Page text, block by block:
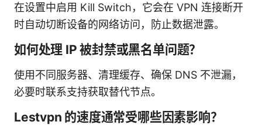
在设置中启用 Kill Switch，它会在 VPN 连接断开
时自动切断设备的网络访问，防止数据泄露。
如何处理 IP 被封禁或黑名单问题？
使用不同服务器、清理缓存、确保 DNS 不泄漏，
必要时联系支持获取替代节点。
Lestvpn 的速度通常受哪些因素影响？